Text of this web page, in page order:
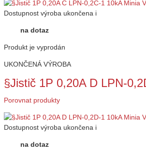
Dostupnost výroba ukončena i
na dotaz
Produkt je vyprodán
UKONČENÁ VÝROBA
§Jistič 1P 0,20A D LPN-
Porovnat produkty
Dostupnost výroba ukončena i
na dotaz